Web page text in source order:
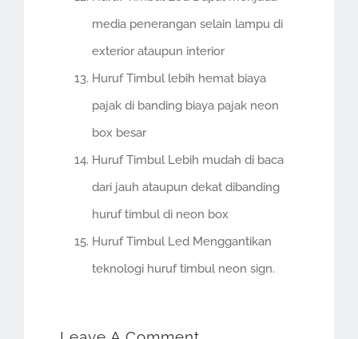
media penerangan selain lampu di
exterior ataupun interior
Huruf Timbul lebih hemat biaya
pajak di banding biaya pajak neon
box besar
Huruf Timbul Lebih mudah di baca
dari jauh ataupun dekat dibanding
huruf timbul di neon box
Huruf Timbul Led Menggantikan
teknologi huruf timbul neon sign.